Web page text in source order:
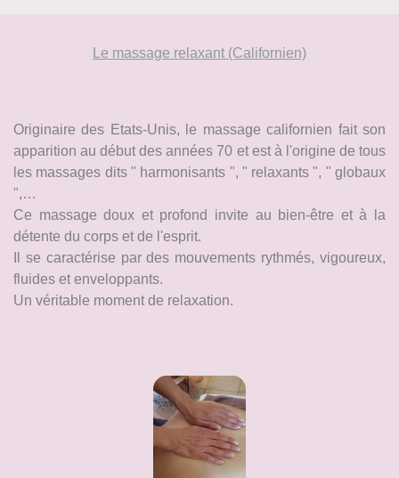
Le massage relaxant (Californien)
Originaire des Etats-Unis, le massage californien fait son
apparition au début des années 70 et est à l'origine de tous
les massages dits " harmonisants ", " relaxants ", " globaux
",…
Ce massage doux et profond invite au bien-être et à la
détente du corps et de l'esprit.
Il se caractérise par des mouvements rythmés, vigoureux,
fluides et enveloppants.
Un véritable moment de relaxation.